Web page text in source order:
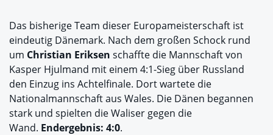
Das bisherige Team dieser Europameisterschaft ist
eindeutig Dänemark. Nach dem großen Schock rund
um Christian Eriksen schaffte die Mannschaft von
Kasper Hjulmand mit einem 4:1-Sieg über Russland
den Einzug ins Achtelfinale. Dort wartete die
Nationalmannschaft aus Wales. Die Dänen begannen
stark und spielten die Waliser gegen die
Wand. Endergebnis: 4:0.